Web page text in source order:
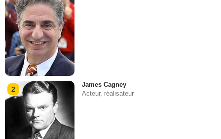
2
James Cagney
Acteur, réalisateur